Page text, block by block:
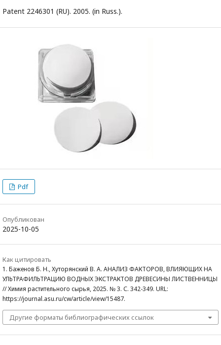
Patent 2246301 (RU). 2005. (in Russ.).
Pdf
Опубликован
2025-10-05
Как цитировать
1. Баженов Б. Н., Хуторянский В. А. АНАЛИЗ ФАКТОРОВ, ВЛИЯЮЩИХ НА
УЛЬТРАФИЛЬТРАЦИЮ ВОДНЫХ ЭКСТРАКТОВ ДРЕВЕСИНЫ ЛИСТВЕННИЦЫ
// Химия растительного сырья, 2025. № 3. С. 342-349. URL:
https://journal.asu.ru/cw/article/view/15487.
Другие форматы библиографических ссылок